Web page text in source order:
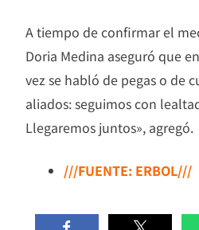
A tiempo de confirmar el
Doria Medina aseguró que
vez se habló de pegas o de
aliados: seguimos con
Llegaremos juntos», agregó.
///FUENTE: ERBOL///